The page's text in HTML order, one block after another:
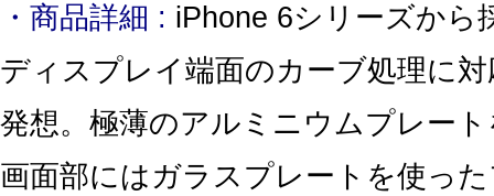
・商品詳細 : iPhone 6シリーズから
ディスプレイ端面のカーブ処理に
発想。極薄のアルミニウムプレー
画面部にはガラスプレートを使っ